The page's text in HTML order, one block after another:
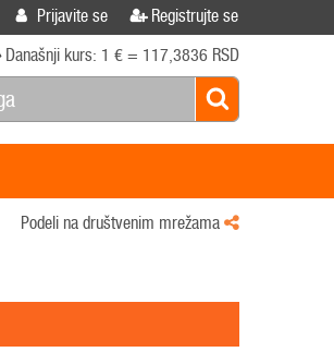
Prijavite se Registrujte se
Današnji kurs: 1 € = 117,3836 RSD
Podeli na društvenim mrežama